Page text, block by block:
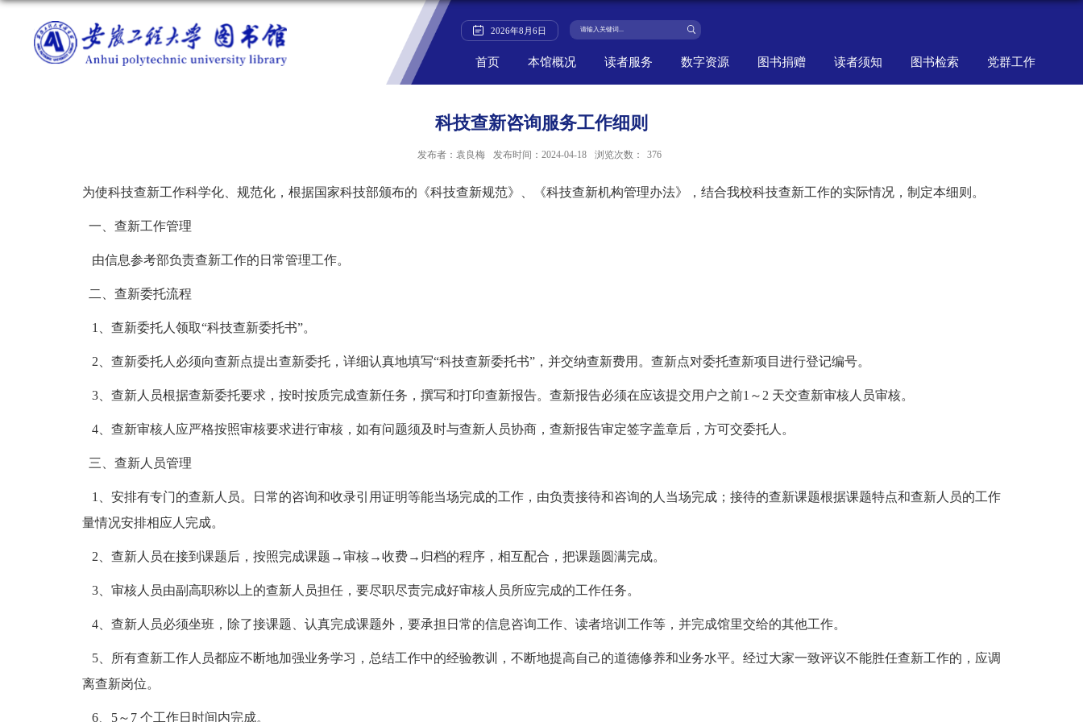
2026年8 月6日
首页 本馆概况 读者服务 数字资源 图书捐赠 读者须知 图书检索 党群工作
科技查新咨询服务工作细则
发布者：袁良梅 发布时间：2024-04-18 浏览次数： 376
为使科技查新工作科学化、规范化，根据国家科技部颁布的《科技查新规范》、《科技查新机构管理办法》，结合我校科技查新工作的实际情况，制定本细则。
一、查新工作管理
由信息参考部负责查新工作的日常管理工作。
二、查新委托流程
1、查新委托人领取“科技查新委托书”。
2、查新委托人必须向查新点提出查新委托，详细认真地填写“科技查新委托书”，并交纳查新费用。查新点对委托查新项目进行登记编号。
3、查新人员根据查新委托要求，按时按质完成查新任务，撰写和打印查新报告。查新报告必须在应该提交用户之前1～2 天交查新审核人员审核。
4、查新审核人应严格按照审核要求进行审核，如有问题须及时与查新人员协商，查新报告审定签字盖章后，方可交委托人。
三、查新人员管理
1、安排有专门的查新人员。日常的咨询和收录引用证明等能当场完成的工作，由负责接待和咨询的人当场完成；接待的查新课题根据课题特点和查新人员的工作
量情况安排相应人完成。
2、查新人员在接到课题后，按照完成课题→审核→收费→归档的程序，相互配合，把课题圆满完成。
3、审核人员由副高职称以上的查新人员担任，要尽职尽责完成好审核人员所应完成的工作任务。
4、查新人员必须坐班，除了接课题、认真完成课题外，要承担日常的信息咨询工作、读者培训工作等，并完成馆里交给的其他工作。
5、所有查新工作人员都应不断地加强业务学习，总结工作中的经验教训，不断地提高自己的道德修养和业务水平。经过大家一致评议不能胜任查新工作的，应调
离查新岗位。
6、5～7 个工作日时间内完成。